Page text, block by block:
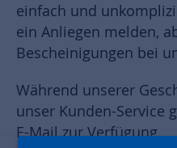
einfach und
ein Anliegen melden,
Bescheinigungen bei
Während unserer
unser Kunden-Service
E-Mail zur Verfügung.